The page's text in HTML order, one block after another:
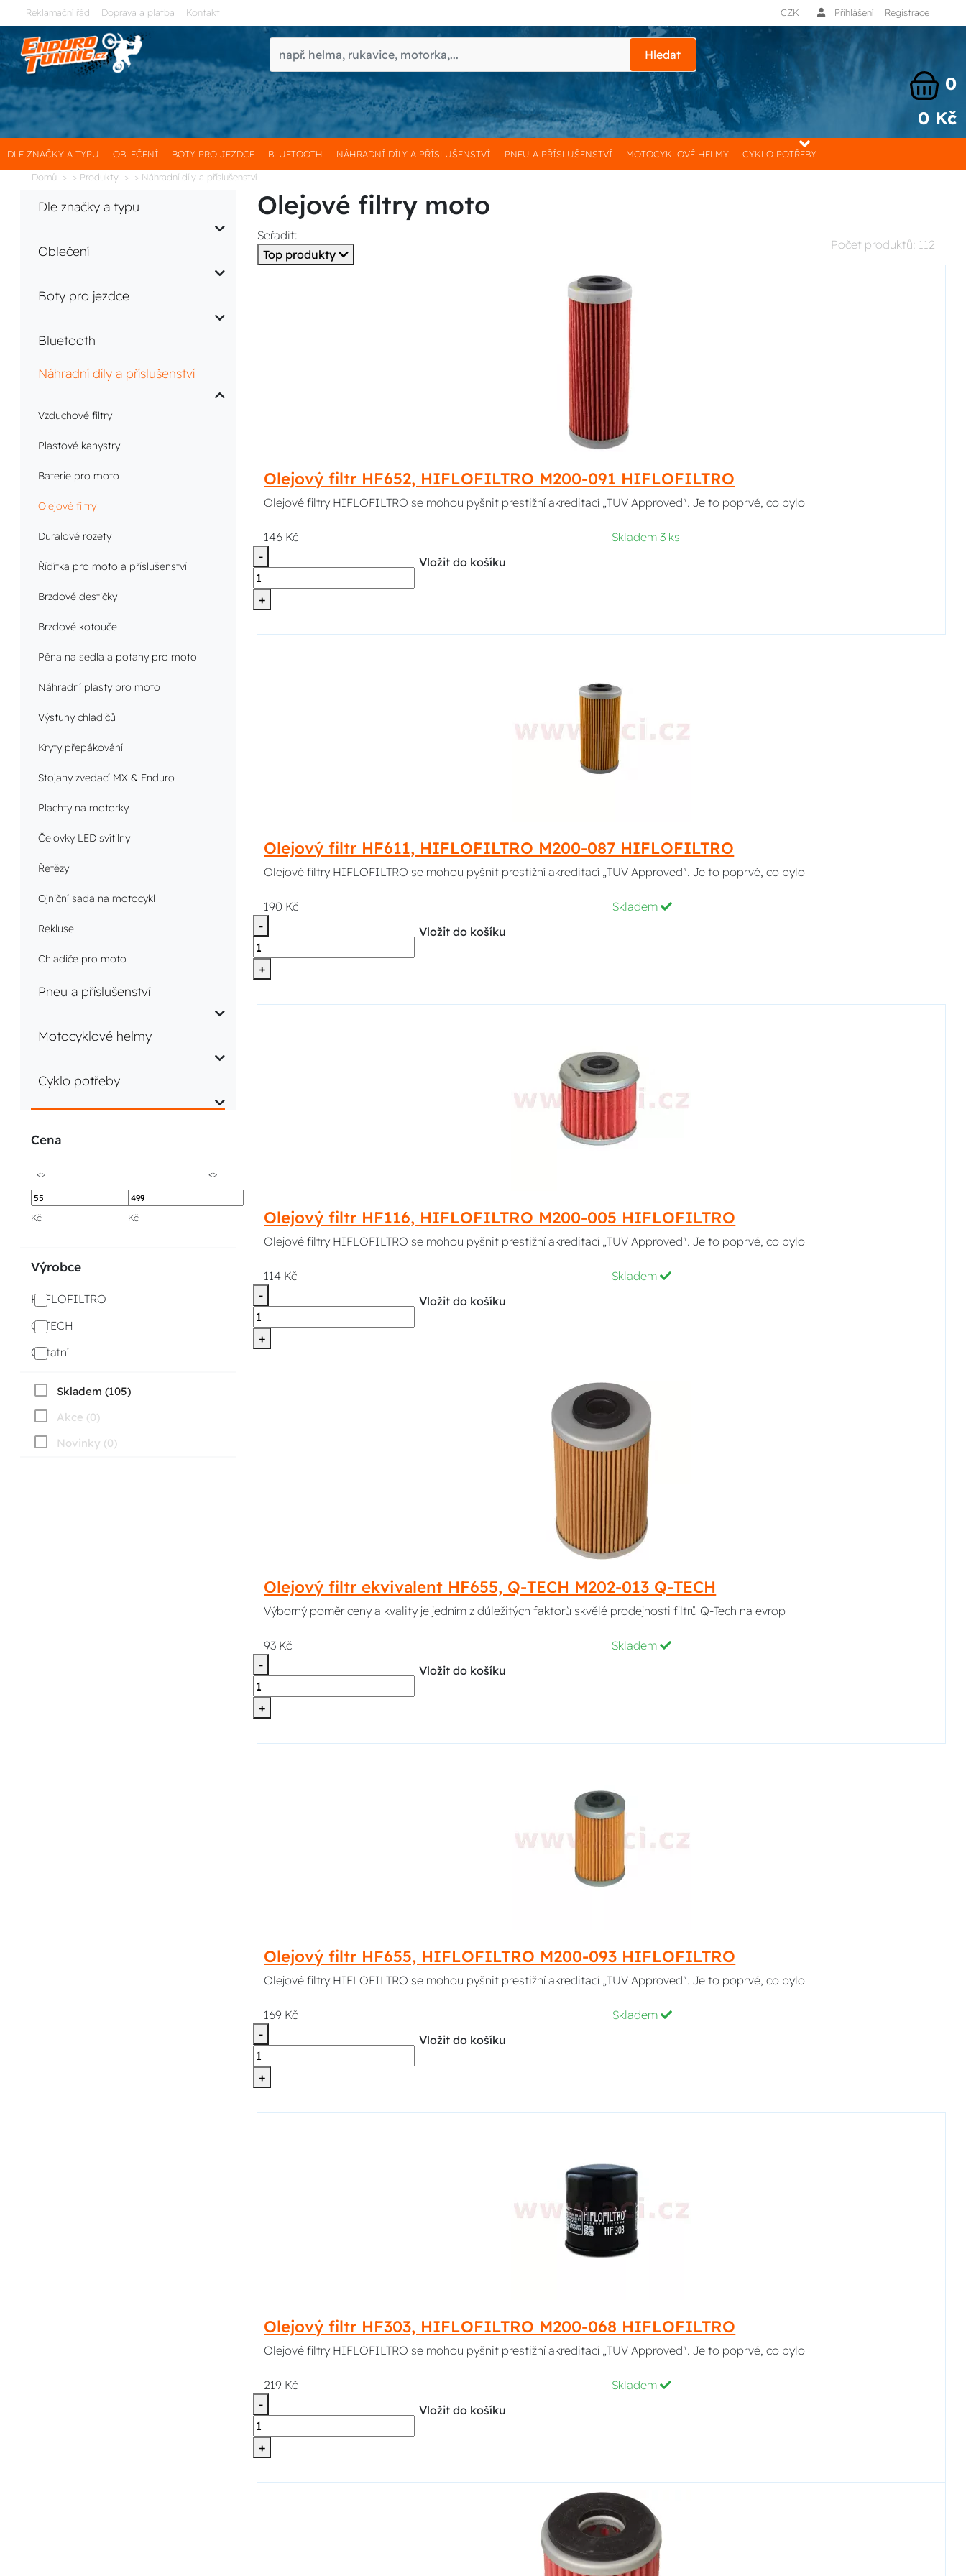
Reklamační řád Doprava a platba Kontakt CZK Přihlášení Registrace
Hledat
0
0 Kč
DLE ZNAČKY A TYPU OBLEČENÍ BOTY PRO JEZDCE BLUETOOTH NÁHRADNÍ DÍLY A PŘÍSLUŠENSTVÍ PNEU A PŘÍSLUŠENSTVÍ MOTOCYKLOVÉ HELMY CYKLO POTŘEBY
Domů > Produkty > Náhradní díly a příslušenství
Dle značky a typu
Oblečení
Boty pro jezdce
Bluetooth
Náhradní díly a příslušenství
Vzduchové filtry
Plastové kanystry
Baterie pro moto
Olejové filtry
Duralové rozety
Řídítka pro moto a příslušenství
Brzdové destičky
Brzdové kotouče
Pěna na sedla a potahy pro moto
Náhradní plasty pro moto
Výstuhy chladičů
Kryty přepákování
Stojany zvedací MX & Enduro
Plachty na motorky
Čelovky LED svítilny
Řetězy
Ojniční sada na motocykl
Rekluse
Chladiče pro moto
Pneu a příslušenství
Motocyklové helmy
Cyklo potřeby
Cena
<> <>
Kč Kč
Výrobce
HIFLOFILTRO
Q-TECH
Ostatní
Skladem (105)
Akce (0)
Novinky (0)
Olejové filtry moto
Seřadit:
Top produkty
Počet produktů: 112
Olejový filtr HF652, HIFLOFILTRO M200-091 HIFLOFILTRO
Olejové filtry HIFLOFILTRO se mohou pyšnit prestižní akreditací „TUV Approved". Je to poprvé, co bylo
146 Kč
Skladem 3 ks
-
+
Vložit do košíku
Olejový filtr HF611, HIFLOFILTRO M200-087 HIFLOFILTRO
Olejové filtry HIFLOFILTRO se mohou pyšnit prestižní akreditací „TUV Approved". Je to poprvé, co bylo
190 Kč
Skladem
-
+
Vložit do košíku
Olejový filtr HF116, HIFLOFILTRO M200-005 HIFLOFILTRO
Olejové filtry HIFLOFILTRO se mohou pyšnit prestižní akreditací „TUV Approved". Je to poprvé, co bylo
114 Kč
Skladem
-
+
Vložit do košíku
Olejový filtr ekvivalent HF655, Q-TECH M202-013 Q-TECH
Výborný poměr ceny a kvality je jedním z důležitých faktorů skvělé prodejnosti filtrů Q-Tech na evrop
93 Kč
Skladem
-
+
Vložit do košíku
Olejový filtr HF655, HIFLOFILTRO M200-093 HIFLOFILTRO
Olejové filtry HIFLOFILTRO se mohou pyšnit prestižní akreditací „TUV Approved". Je to poprvé, co bylo
169 Kč
Skladem
-
+
Vložit do košíku
Olejový filtr HF303, HIFLOFILTRO M200-068 HIFLOFILTRO
Olejové filtry HIFLOFILTRO se mohou pyšnit prestižní akreditací „TUV Approved". Je to poprvé, co bylo
219 Kč
Skladem
-
+
Vložit do košíku